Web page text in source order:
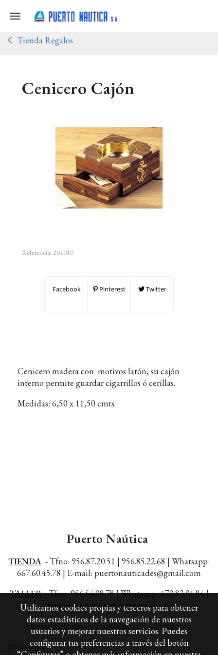
Toggle navigation
Tienda Regalos
Cenicero Cajón
Referencia: 264010
Facebook Pinterest Twitter
Cenicero madera con motivos latón, su cajón
interno permite guardar cigarrillos ó cerillas.
Medidas: 6,50 x 11,50 cmts.
Puerto Naútica
TIENDA - Tfno: 956.87.20.51 | 956.85.22.68 | Whatsapp:
667.60.45.78 | E-mail: puertonauticades@gmail.com
TALLER-Tfno: 956.54.08.78 | Whatsapp: 670.83.96.84 |
E-mail: puertonautica@gmail.com
Tienda Naútica -Tienda y Taller-Varadero
Aviso legal
Utilizamos cookies propias y terceros para obtener
datos estadísticos de la navegación de nuestros
usuarios y mejorar nuestros servicios. Puedes
configurar tus preferencias a través del botón